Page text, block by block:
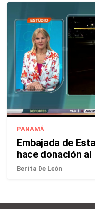
PANAMÁ
Embajada de
hace donación al
Benita De León